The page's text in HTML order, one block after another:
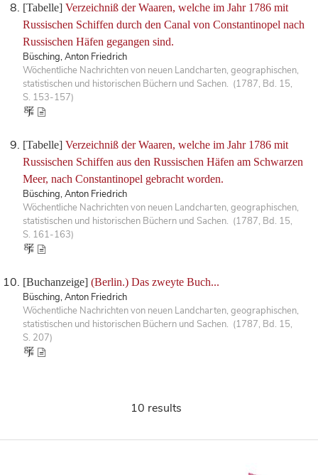
[Tabelle] Verzeichniß der Waaren, welche im Jahr 1786 mit
Russischen Schiffen durch den Canal von Constantinopel nach
Russischen Häfen gegangen sind.
Büsching, Anton Friedrich
Wöchentliche Nachrichten von neuen Landcharten, geographischen,
statistischen und historischen Büchern und Sachen. (1787, Bd. 15,
S. 153-157)
[Tabelle] Verzeichniß der Waaren, welche im Jahr 1786 mit
Russischen Schiffen aus den Russischen Häfen am Schwarzen
Meer, nach Constantinopel gebracht worden.
Büsching, Anton Friedrich
Wöchentliche Nachrichten von neuen Landcharten, geographischen,
statistischen und historischen Büchern und Sachen. (1787, Bd. 15,
S. 161-163)
[Buchanzeige] (Berlin.) Das zweyte Buch...
Büsching, Anton Friedrich
Wöchentliche Nachrichten von neuen Landcharten, geographischen,
statistischen und historischen Büchern und Sachen. (1787, Bd. 15,
S. 207)
10 results